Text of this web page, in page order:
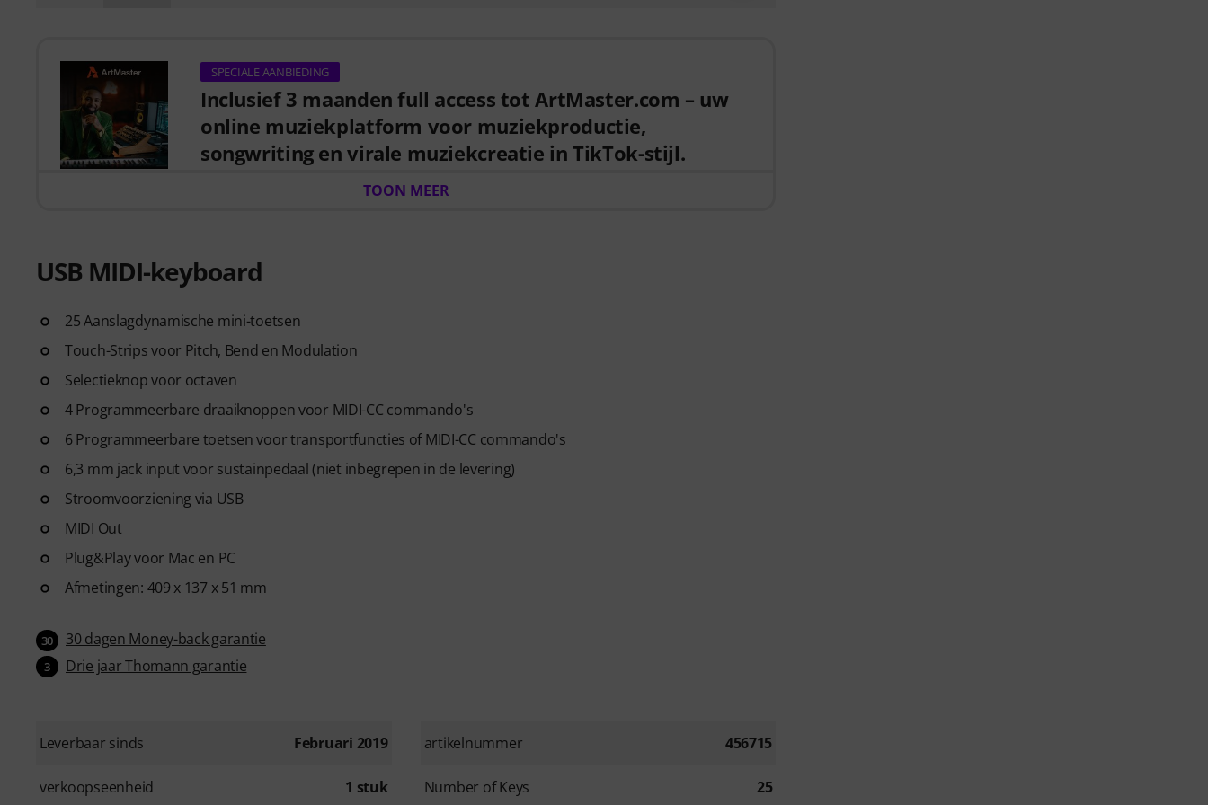
SPECIALE AANBIEDING
Inclusief 3 maanden full access tot ArtMaster.com – uw
online muziekplatform voor muziekproductie,
songwriting en virale muziekcreatie in TikTok-stijl.
waarde van 59 euro, geldig van 15.07. tot 14.10.2026, waarmee je volledige toegang
ArtMaster.com – uw e-learning partner, ontwikkeld in samenwerking met
(Black Eyed Peas, Justin Timberlake) en Chris Kasych (Adele, Beck, Pharrell Williams).
Leer van meer dan 500 videolessen die zijn ontwikkeld voor producers, creators en
songwriters, met onderwerpen als DAW-productie, de basisprincipes van mixen,
zetten in tracks die klaar zijn voor release.
TOON MEER
USB MIDI-keyboard
25 Aanslagdynamische mini-toetsen
Touch-Strips voor Pitch, Bend en Modulation
Selectieknop voor octaven
4 Programmeerbare draaiknoppen voor MIDI-CC commando's
6 Programmeerbare toetsen voor transportfuncties of MIDI-CC commando's
6,3 mm jack input voor sustainpedaal (niet inbegrepen in de levering)
Stroomvoorziening via USB
MIDI Out
Plug&Play voor Mac en PC
Afmetingen: 409 x 137 x 51 mm
30 30 dagen Money-back garantie
3 Drie jaar Thomann garantie
Leverbaar sinds Februari 2019 artikelnummer 456715
verkoopseenheid 1 stuk Number of Keys 25